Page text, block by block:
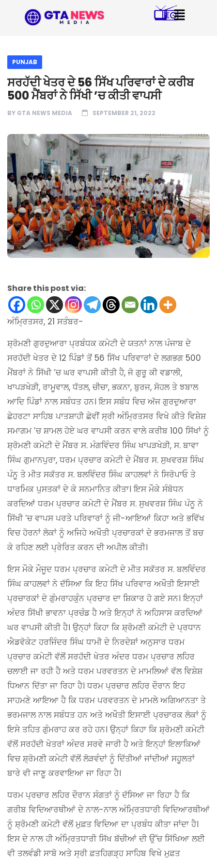
PUNJAB
ਸਰਹੱਦੀ ਖੇਤਰ ਦੇ 56 ਸਿੱਖ ਪਰਿਵਾਰਾਂ ਦੇ ਕਰੀਬ
500 ਮੈਂਬਰਾਂ ਨੇ ਸਿੱਖੀ ’ਚ ਕੀਤੀ ਵਾਪਸੀ
BY GTA NEWS MEDIA SEPTEMBER 21, 2022
Share this post via:
ਅੰਮ੍ਰਿਤਸਰ, 21 ਸਤੰਬਰ-
ਸ਼੍ਰੋਮਣੀ ਗੁਰਦੁਆਰਾ ਪ੍ਰਬੰਧਕ ਕਮੇਟੀ ਦੇ ਯਤਨਾਂ ਨਾਲ ਪੰਜਾਬ ਦੇ
ਸਰਹੱਦੀ ਖੇਤਰ ਦੇ 12 ਪਿੰਡਾਂ ਤੋਂ 56 ਸਿੱਖ ਪਰਿਵਾਰਾਂ ਦੇ ਲਗਭਗ 500
ਮੈਂਬਰਾਂ ਨੇ ਸਿੱਖੀ ’ਚ ਘਰ ਵਾਪਸੀ ਕੀਤੀ ਹੈ, ਜੋ ਗੁਰੂ ਕੀ ਵਡਾਲੀ,
ਖਾਪੜਖੇੜੀ, ਰਾਮੂਵਾਲ, ਧੱਤਲ, ਚੀਚਾ, ਭਕਨਾ, ਬੁਰਜ, ਸੋਹਲ ਤੇ ਝਬਾਲ
ਆਦਿ ਪਿੰਡਾਂ ਨਾਲ ਸਬੰਧਤ ਹਨ। ਇਸ ਸਬੰਧ ਵਿਚ ਅੱਜ ਗੁਰਦੁਆਰਾ
ਛੇਹਰਟਾ ਸਾਹਿਬ ਪਾਤਸ਼ਾਹੀ ਛੇਵੀਂ ਸ੍ਰੀ ਅੰਮ੍ਰਿਤਸਰ ਵਿਖੇ ਕੀਤੇ ਵਿਸ਼ੇਸ਼
ਸਮਾਗਮ ’ਚ ਸ਼ਾਮਲ ਹੋਏ ਘਰ ਵਾਪਸੀ ਕਰਨ ਵਾਲੇ ਕਰੀਬ 100 ਸਿੱਖਾਂ ਨੂੰ
ਸ਼੍ਰੋਮਣੀ ਕਮੇਟੀ ਦੇ ਮੈਂਬਰ ਸ. ਮੰਗਵਿੰਦਰ ਸਿੰਘ ਖਾਪੜਖੇੜੀ, ਸ. ਬਾਵਾ
ਸਿੰਘ ਗੁਮਾਨਪੁਰਾ, ਧਰਮ ਪ੍ਰਚਾਰ ਕਮੇਟੀ ਦੇ ਮੈਂਬਰ ਸ. ਸੁਖਵਰਸ਼ ਸਿੰਘ
ਪੰਨੂ ਤੇ ਮੀਤ ਸਕੱਤਰ ਸ. ਬਲਵਿੰਦਰ ਸਿੰਘ ਕਾਹਲਵਾਂ ਨੇ ਸਿਰੋਪਾਓ ਤੇ
ਧਾਰਮਿਕ ਪੁਸਤਕਾਂ ਦੇ ਕੇ ਸਨਮਾਨਿਤ ਕੀਤਾ। ਇਸ ਮੌਕੇ ਸੰਬੋਧਨ
ਕਰਦਿਆਂ ਧਰਮ ਪ੍ਰਚਾਰ ਕਮੇਟੀ ਦੇ ਮੈਂਬਰ ਸ. ਸੁਖਵਰਸ਼ ਸਿੰਘ ਪੰਨੂ ਨੇ
ਸਿੱਖੀ ’ਚ ਵਾਪਸ ਪਰਤੇ ਪਰਿਵਾਰਾਂ ਨੂੰ ਜੀ-ਆਇਆਂ ਕਿਹਾ ਅਤੇ ਭਵਿੱਖ
ਵਿਚ ਹੋਰਨਾਂ ਲੋਕਾਂ ਨੂੰ ਅਜਿਹੇ ਅਖੌਤੀ ਪ੍ਰਚਾਰਕਾਂ ਦੇ ਭਰਮਜਾਲ ਤੋਂ ਬਚ
ਕੇ ਰਹਿਣ ਲਈ ਪ੍ਰੇਰਿਤ ਕਰਨ ਦੀ ਅਪੀਲ ਕੀਤੀ।
ਇਸ ਮੌਕੇ ਮੌਜੂਦ ਧਰਮ ਪ੍ਰਚਾਰ ਕਮੇਟੀ ਦੇ ਮੀਤ ਸਕੱਤਰ ਸ. ਬਲਵਿੰਦਰ
ਸਿੰਘ ਕਾਹਲਵਾਂ ਨੇ ਦੱਸਿਆ ਕਿ ਇਹ ਸਿੱਖ ਪਰਿਵਾਰ ਅਖੌਤੀ ਇਸਾਈ
ਪ੍ਰਚਾਰਕਾਂ ਦੇ ਗੁੰਮਰਾਹਕੁੰਨ ਪ੍ਰਚਾਰ ਦਾ ਸ਼ਿਕਾਰ ਹੋ ਗਏ ਸਨ। ਇਨ੍ਹਾਂ
ਅੰਦਰ ਸਿੱਖੀ ਭਾਵਨਾ ਪ੍ਰਚੰਡ ਹੈ ਅਤੇ ਇਨ੍ਹਾਂ ਨੇ ਅਹਿਸਾਸ ਕਰਦਿਆਂ
ਘਰ ਵਾਪਸੀ ਕੀਤੀ ਹੈ। ਉਨ੍ਹਾਂ ਕਿਹਾ ਕਿ ਸ਼੍ਰੋਮਣੀ ਕਮੇਟੀ ਦੇ ਪ੍ਰਧਾਨ
ਐਡਵੋਕੇਟ ਹਰਜਿੰਦਰ ਸਿੰਘ ਧਾਮੀ ਦੇ ਨਿਰਦੇਸ਼ਾਂ ਅਨੁਸਾਰ ਧਰਮ
ਪ੍ਰਚਾਰ ਕਮੇਟੀ ਵੱਲੋਂ ਸਰਹੱਦੀ ਖੇਤਰ ਅੰਦਰ ਧਰਮ ਪ੍ਰਚਾਰ ਲਹਿਰ
ਚਲਾਈ ਜਾ ਰਹੀ ਹੈ ਅਤੇ ਧਰਮ ਪਰਵਰਤਨ ਦੇ ਮਾਮਲਿਆਂ ਵੱਲ ਵਿਸ਼ੇਸ਼
ਧਿਆਨ ਦਿੱਤਾ ਜਾ ਰਿਹਾ ਹੈ। ਧਰਮ ਪ੍ਰਚਾਰ ਲਹਿਰ ਦੌਰਾਨ ਇਹ
ਸਾਹਮਣੇ ਆਇਆ ਹੈ ਕਿ ਧਰਮ ਪਰਵਰਤਨ ਦੇ ਮਾਮਲੇ ਅਗਿਆਨਤਾ ਤੇ
ਭਰਮਜਾਲ ਨਾਲ ਸਬੰਧਤ ਹਨ ਅਤੇ ਅਖੌਤੀ ਇਸਾਈ ਪ੍ਰਚਾਰਕ ਲੋਕਾਂ ਨੂੰ
ਇਸੇ ਤਹਿਤ ਗੁੰਮਰਾਹ ਕਰ ਰਹੇ ਹਨ। ਉਨ੍ਹਾਂ ਕਿਹਾ ਕਿ ਸ਼੍ਰੋਮਣੀ ਕਮੇਟੀ
ਵੱਲੋਂ ਸਰਹੱਦੀ ਖੇਤਰਾਂ ਅੰਦਰ ਸਰਵੇ ਜਾਰੀ ਹੈ ਅਤੇ ਇਨ੍ਹਾਂ ਇਲਾਕਿਆਂ
ਵਿਚ ਸ਼੍ਰੋਮਣੀ ਕਮੇਟੀ ਵੱਲੋਂ ਲੋੜਵੰਦਾਂ ਨੂੰ ਦਿੱਤੀਆਂ ਜਾਂਦੀਆਂ ਸਹੂਲਤਾਂ
ਬਾਰੇ ਵੀ ਜਾਣੂ ਕਰਵਾਇਆ ਜਾ ਰਿਹਾ ਹੈ।
ਧਰਮ ਪ੍ਰਚਾਰ ਲਹਿਰ ਦੌਰਾਨ ਸੰਗਤਾਂ ਨੂੰ ਦੱਸਿਆ ਜਾ ਰਿਹਾ ਹੈ ਕਿ
ਗਰੀਬ ਵਿਦਿਆਰਥੀਆਂ ਦੇ ਨਾਲ-ਨਾਲ ਅੰਮ੍ਰਿਤਧਾਰੀ ਵਿਦਿਆਰਥੀਆਂ
ਨੂੰ ਸ਼੍ਰੋਮਣੀ ਕਮੇਟੀ ਵੱਲੋਂ ਮੁਫ਼ਤ ਵਿਦਿਆ ਦਾ ਪ੍ਰਬੰਧ ਕੀਤਾ ਜਾਂਦਾ ਹੈ।
ਇਸ ਦੇ ਨਾਲ ਹੀ ਅੰਮ੍ਰਿਤਧਾਰੀ ਸਿੱਖ ਬੱਚੀਆਂ ਦੀ ਉੱਚ ਸਿੱਖਿਆ ਲਈ
ਵੀ ਤਲਵੰਡੀ ਸਾਬੋ ਅਤੇ ਸ੍ਰੀ ਫ਼ਤਹਿਗੜ੍ਹ ਸਾਹਿਬ ਵਿਖੇ ਮੁਫ਼ਤ